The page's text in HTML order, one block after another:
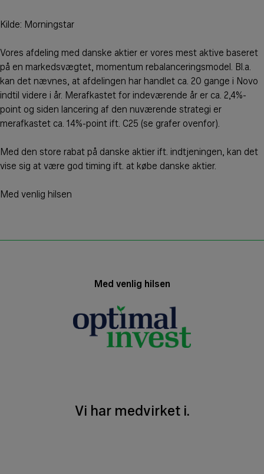
Kilde: Morningstar
Vores afdeling med danske aktier er vores mest aktive baseret
på en markedsvægtet, momentum rebalanceringsmodel. Bl.a.
kan det nævnes, at afdelingen har handlet ca. 20 gange i Novo
indtil videre i år. Merafkastet for indeværende år er ca. 2,4%-
point og siden lancering af den nuværende strategi er
merafkastet ca. 14%-point ift. C25 (se grafer ovenfor).
Med den store rabat på danske aktier ift. indtjeningen, kan det
vise sig at være god timing ift. at købe danske aktier.
Med venlig hilsen
Med venlig hilsen
Vi har medvirket i.